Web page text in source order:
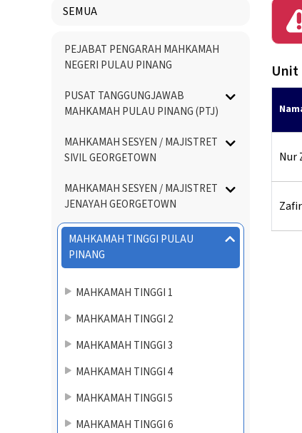
Unit
Nur
SEMUA
Menu
Directory
PEJABAT PENGARAH MAHKAMAH
NEGERI PULAU PINANG
PUSAT TANGGUNGJAWAB
MAHKAMAH PULAU PINANG (PTJ)
MAHKAMAH SESYEN / MAJISTRET
SIVIL GEORGETOWN
MAHKAMAH SESYEN / MAJISTRET
JENAYAH GEORGETOWN
MAHKAMAH TINGGI PULAU
PINANG
MAHKAMAH TINGGI 1
MAHKAMAH TINGGI 2
MAHKAMAH TINGGI 3
MAHKAMAH TINGGI 4
MAHKAMAH TINGGI 5
MAHKAMAH TINGGI 6